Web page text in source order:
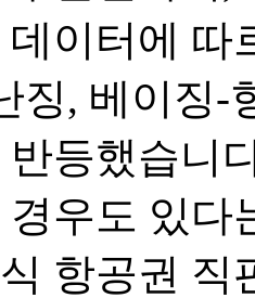
이터에 따
징, 베이징-
등했습니
우도 있다
항공권 직